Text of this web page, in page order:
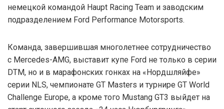
немецкой командой Haupt Racing Team и заводским
подразделением Ford Performance Motorsports.
Команда, завершившая многолетнее сотрудничество
с Mercedes-AMG, выставит купе Ford не только в серии
DTM, но и в марафонских гонках на «Нордшляйфе»
серии NLS, чемпионате GT Masters и турнире GT World
Challenge Europe, а кроме того Mustang GT3 выйдет на